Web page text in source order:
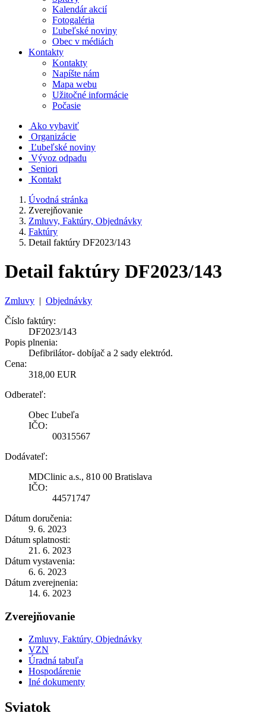
Kalendár akcií
Fotogaléria
Ľubeľské noviny
Obec v médiách
Kontakty
Kontakty
Napíšte nám
Mapa webu
Užitočné informácie
Počasie
Ako vybaviť
Organizácie
Ľubeľské noviny
Vývoz odpadu
Seniori
Kontakt
Úvodná stránka
Zverejňovanie
Zmluvy, Faktúry, Objednávky
Faktúry
Detail faktúry DF2023/143
Detail faktúry DF2023/143
Zmluvy | Objednávky
Číslo faktúry:
DF2023/143
Popis plnenia:
Defibrilátor- dobíjač a 2 sady elektród.
Cena:
318,00 EUR
Odberateľ:
Obec Ľubeľa
IČO:
00315567
Dodávateľ:
MDClinic a.s., 810 00 Bratislava
IČO:
44571747
Dátum doručenia:
9. 6. 2023
Dátum splatnosti:
21. 6. 2023
Dátum vystavenia:
6. 6. 2023
Dátum zverejnenia:
14. 6. 2023
Zverejňovanie
Zmluvy, Faktúry, Objednávky
VZN
Úradná tabuľa
Hospodárenie
Iné dokumenty
Sviatok